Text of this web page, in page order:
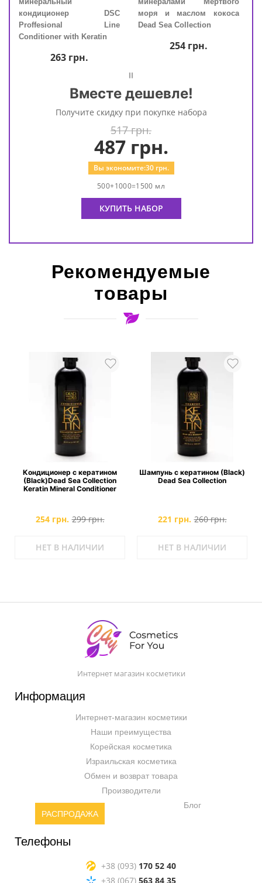
кондиционер DSC
Proffesional Line
Conditioner with Keratin
263грн.
моря и маслом кокоса
Dead Sea Collection
254грн.
Вместе дешевле!
Получите скидку при покупке набора
517 грн.
487грн.
Вы экономите:30грн.
500+1000=1500 мл
КУПИТЬ НАБОР
Рекомендуемые
товары
Кондиционер с кератином
(Black)Dead Sea Collection
Keratin Mineral Conditioner
254 грн. 299 грн.
НЕТ В НАЛИЧИИ
Шампунь с кератином (Black)
Dead Sea Collection
221 грн. 260 грн.
НЕТ В НАЛИЧИИ
Интернет магазин косметики
Информация
Интернет-магазин косметики
Наши преимущества
Корейская косметика
Израильская косметика
Обмен и возврат товара
Производители
РАСПРОДАЖА
Блог
Телефоны
+38 (093) 170 52 40
+38 (067) 563 84 35